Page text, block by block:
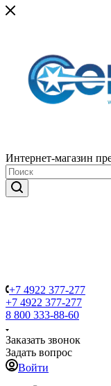
Интернет-магазин
+7 4922 377-277
+7 4922 377-277
8 800 333-88-60
Заказать звонок
Задать вопрос
Войти